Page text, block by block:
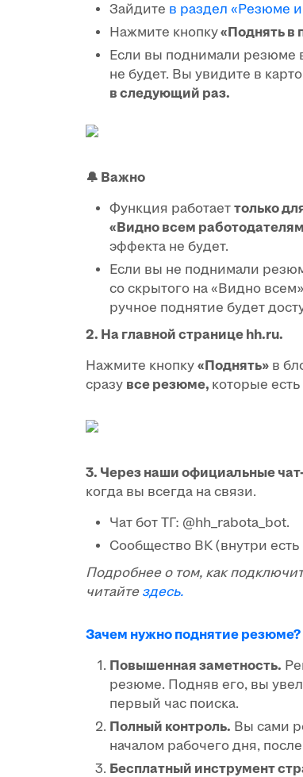
Зайдите в раздел «Резюме
Нажмите кнопку«Поднять в
Если вы поднимали резюме
не будет. Вы увидите в
в следующий раз.
🔔 Важно
Функция работает только
«Видно всем
эффекта не будет.
Если вы не поднимали
со скрытого на «Видно
ручное поднятие будет
2. На главной странице hh.ru.
Нажмите кнопку «Поднять» в
сразу все резюме, которые
3. Через наши официальные
когда вы всегда на связи.
Чат бот ТГ: @hh_rabota_bot.
Сообщество ВК (внутри есть
Подробнее о том, как
читайтездесь.
Зачем нужно поднятие резюме?
Повышенная заметность.
резюме. Подняв его, вы
первый час поиска.
Полный контроль. Вы сами
началом рабочего дня,
Бесплатный инструмент